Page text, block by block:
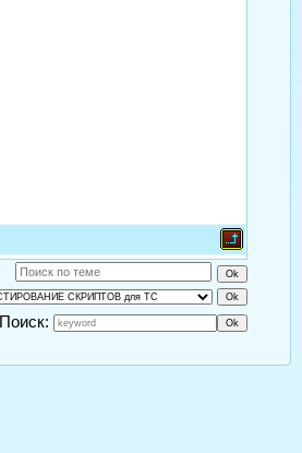
Поиск: